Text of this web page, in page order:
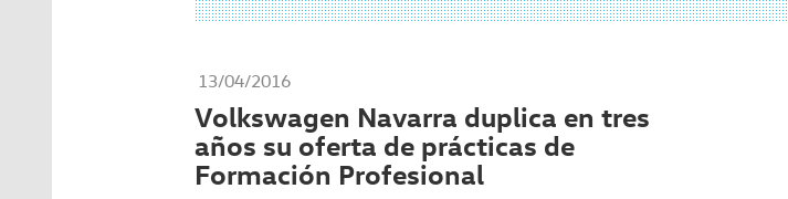
13/04/2016
Volkswagen Navarra duplica en tres
años su oferta de prácticas de
Formación Profesional